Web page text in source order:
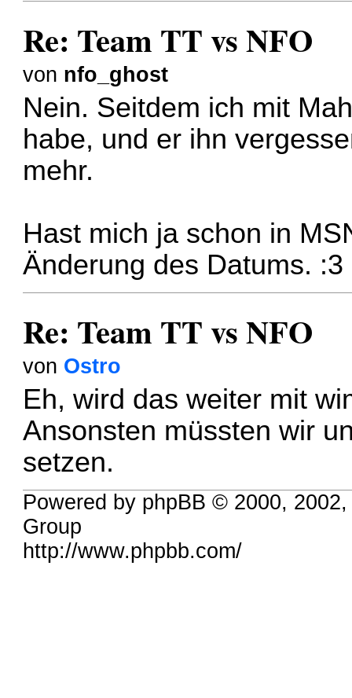
Re: Team TT vs NFO
von nfo_ghost
Nein. Seitdem ich mit
habe, und er ihn
mehr.
Hast mich ja schon in
Änderung des Datums. :3
Re: Team TT vs NFO
von Ostro
Eh, wird das weiter mit
Ansonsten müssten wir
setzen.
Powered by phpBB © 2000,
Group
http://www.phpbb.com/